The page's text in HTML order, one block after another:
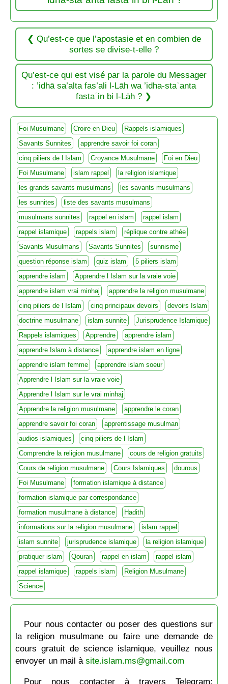
Qu’est-ce que l’apostasie et en combien de
sortes se divise-t-elle ?
Qu’est-ce qui est visé par la parole du Messager
: ’idhā sa’alta fas’ali l-Lāh wa ’idha-staʿanta
fastaʿin bi l-Lāh ?
Foi Musulmane Croire en Dieu
Rappels islamiques
Savants Sunnites
apprendre savoir foi coran
cinq piliers de l Islam
Croyance Musulmane
Foi en Dieu
Foi Musulmane
islam rappel
la religion islamique
les grands savants musulmans
les savants musulmans
les sunnites
liste des savants musulmans
musulmans sunnites
rappel en islam
rappel islam
rappel islamique
rappels islam
réplique contre athée
Savants Musulmans
Savants Sunnites
sunnisme
question réponse islam
quiz islam
5 piliers islam
apprendre islam
Apprendre l Islam sur la vraie voie
apprendre islam vrai minhaj
apprendre la religion musulmane
cinq piliers de l Islam
cinq principaux devoirs
devoirs Islam
doctrine musulmane
islam sunnite
Jurisprudence Islamique
Rappels islamiques
Apprendre
apprendre islam
apprendre Islam à distance
apprendre islam en ligne
apprendre islam femme
apprendre islam soeur
Apprendre l Islam sur la vraie voie
Apprendre l Islam sur le vrai minhaj
Apprendre la religion musulmane
apprendre le coran
apprendre savoir foi coran
apprentissage musulman
audios islamiques
cinq piliers de l Islam
Comprendre la religion musulmane
cours de religion gratuits
Cours de religion musulmane
Cours Islamiques
dourous
Foi Musulmane
formation islamique à distance
formation islamique par correspondance
formation musulmane à distance
Hadith
informations sur la religion musulmane
islam rappel
islam sunnite
jurisprudence islamique
la religion islamique
pratiquer islam
Qouran rappel en islam
rappel islam
rappel islamique
rappels islam
Religion Musulmane
Science
Pour nous contacter ou poser des questions sur
la religion musulmane ou faire une demande de
cours gratuit de science islamique, veuillez nous
envoyer un mail à site.islam.ms@gmail.com
Pour nous contacter à travers Telegram: